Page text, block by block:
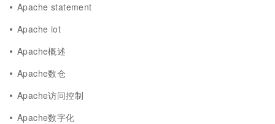
Apache statement
Apache iot
Apache概述
Apache数仓
Apache访问控制
Apache数字化